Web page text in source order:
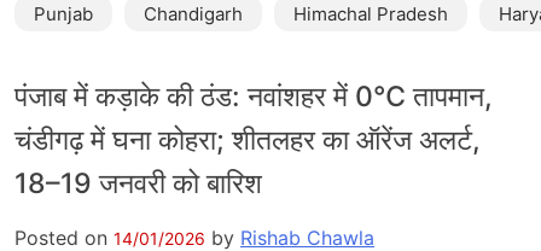
Punjab Chandigarh Himachal Pradesh
पंजाब में कड़ाके की ठंड: नवांशहर में 0℃ तापमान,
चंडीगढ़ में घना कोहरा; शीतलहर का ऑरेंज अलर्ट,
18–19 जनवरी को बारिश
Posted on 14/01/2026 by Rishab Chawla